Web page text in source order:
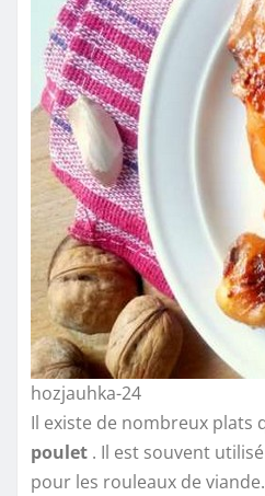
hozjauhka-24
Il existe de nombreux plats
poulet . Il est souvent
pour les rouleaux de